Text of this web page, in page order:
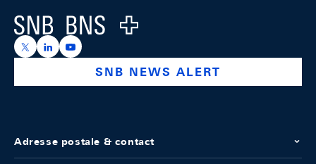
Logo
https://x.com/snb_bns
https://ch.linkedin.com/company/swiss-national-
https://www.youtube.com/@swissnationalbank
SNB NEWS ALERT
Adresse postale & contact